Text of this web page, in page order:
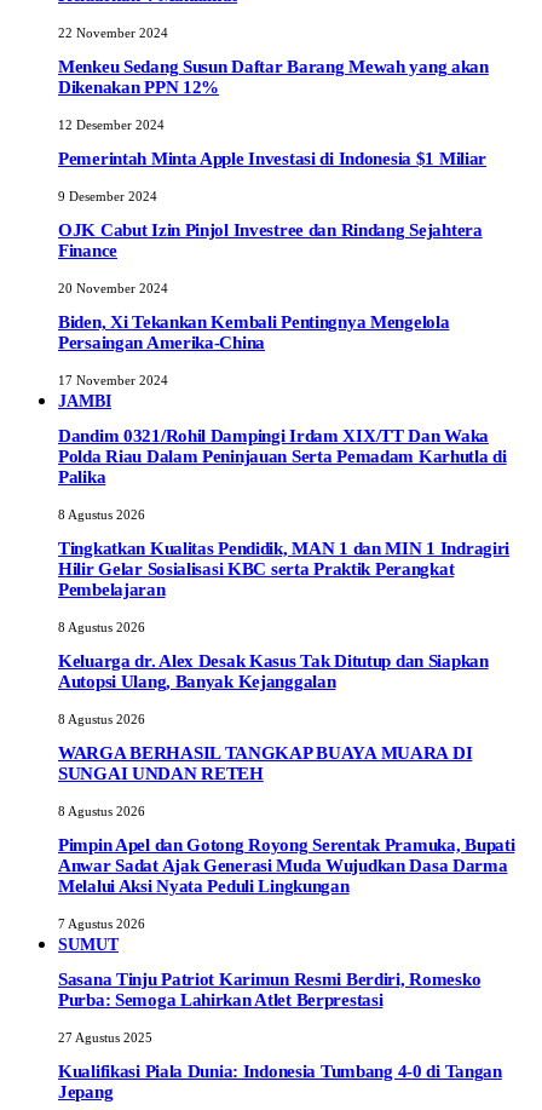
22 November 2024
Menkeu Sedang Susun Daftar Barang Mewah yang akan
Dikenakan PPN 12%
12 Desember 2024
Pemerintah Minta Apple Investasi di Indonesia $1 Miliar
9 Desember 2024
OJK Cabut Izin Pinjol Investree dan Rindang Sejahtera
Finance
20 November 2024
Biden, Xi Tekankan Kembali Pentingnya Mengelola
Persaingan Amerika-China
17 November 2024
JAMBI
Dandim 0321/Rohil Dampingi Irdam XIX/TT Dan Waka
Polda Riau Dalam Peninjauan Serta Pemadam Karhutla di
Palika
8 Agustus 2026
Tingkatkan Kualitas Pendidik, MAN 1 dan MIN 1 Indragiri
Hilir Gelar Sosialisasi KBC serta Praktik Perangkat
Pembelajaran
8 Agustus 2026
Keluarga dr. Alex Desak Kasus Tak Ditutup dan Siapkan
Autopsi Ulang, Banyak Kejanggalan
8 Agustus 2026
WARGA BERHASIL TANGKAP BUAYA MUARA DI
SUNGAI UNDAN RETEH
8 Agustus 2026
Pimpin Apel dan Gotong Royong Serentak Pramuka, Bupati
Anwar Sadat Ajak Generasi Muda Wujudkan Dasa Darma
Melalui Aksi Nyata Peduli Lingkungan
7 Agustus 2026
SUMUT
Sasana Tinju Patriot Karimun Resmi Berdiri, Romesko
Purba: Semoga Lahirkan Atlet Berprestasi
27 Agustus 2025
Kualifikasi Piala Dunia: Indonesia Tumbang 4-0 di Tangan
Jepang